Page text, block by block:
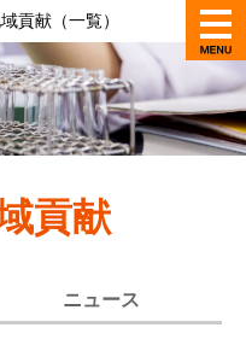
貢献（一覧）
貢献
ニュース